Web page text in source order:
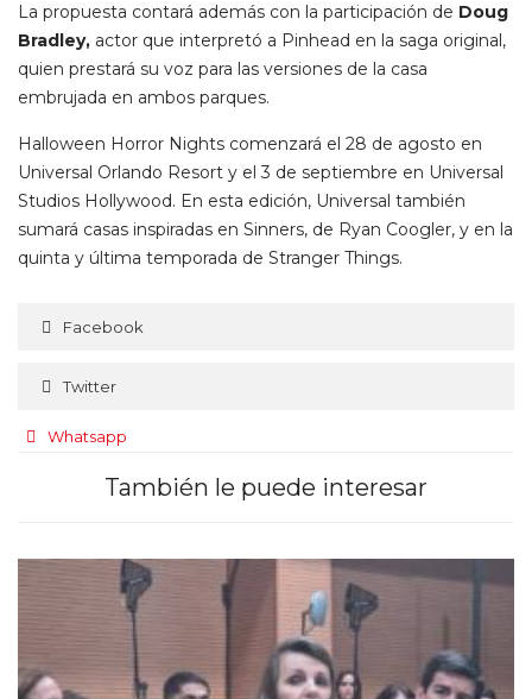
La propuesta contará además con la participación de Doug
Bradley, actor que interpretó a Pinhead en la saga original,
quien prestará su voz para las versiones de la casa
embrujada en ambos parques.
Halloween Horror Nights comenzará el 28 de agosto en
Universal Orlando Resort y el 3 de septiembre en Universal
Studios Hollywood. En esta edición, Universal también
sumará casas inspiradas en Sinners, de Ryan Coogler, y en la
quinta y última temporada de Stranger Things.
Facebook
Twitter
Whatsapp
También le puede interesar